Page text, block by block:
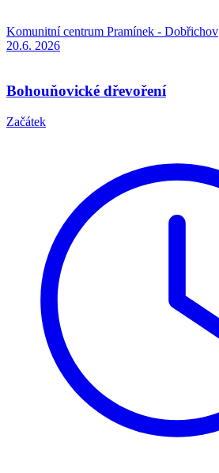
Komunitní centrum Pramínek - Dobřichov
20.6. 2026
Bohouňovické dřevoření
Začátek